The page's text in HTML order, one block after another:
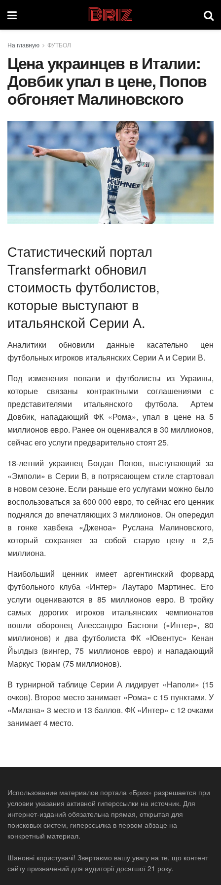
Briz
На главную ФУТБОЛ
Цена украинцев в Италии:
Довбик упал в цене, Попов
обгоняет Малиновского
Статистический портал
Transfermarkt обновил
стоимость футболистов,
которые выступают в
итальянской Серии А.
Аналитики обновили данные касательно цен
футбольных игроков итальянских Серии А и Серии В.
Под изменения попали и футболисты из Украины,
которые связаны контрактными соглашениями с
представителями итальянского футбола. Артем
Довбик, нападающий ФК «Рома», упал в цене на 5
миллионов евро. Ранее он оценивался в 30 миллионов,
сейчас его услуги предварительно стоят 25.
18-летний украинец Богдан Попов, выступающий за
«Эмполи» в Серии В, в потрясающем стиле стартовал
в новом сезоне. Если раньше его услугами можно было
воспользоваться за 600 000 евро, то сейчас его ценник
поднялся до впечатляющих 3 миллионов. Он опередил
в гонке хавбека «Дженоа» Руслана Малиновского,
который сохраняет за собой старую цену в 2,5
миллиона.
Наибольший ценник имеет аргентинский форвард
футбольного клуба «Интер» Лаутаро Мартинес. Его
услуги оцениваются в 85 миллионов евро. В тройку
самых дорогих игроков итальянских чемпионатов
вошли оборонец Алессандро Бастони («Интер», 80
миллионов) и два футболиста ФК «Ювентус» Кенан
Йылдыз (вингер, 75 миллионов евро) и нападающий
Маркус Тюрам (75 миллионов).
В турнирной таблице Серии А лидирует «Наполи» (15
очков). Второе место занимает «Рома» с 15 пунктами. У
«Милана» 3 место и 13 баллов. ФК «Интер» с 12 очками
занимает 4 место.
Использование материалов портала «Бриз» разрешается при
условии указания активной гиперссылки на источник. Для
интернет-изданий обязательна прямая, открытая для
поисковых систем, гиперссылка в первом абзаце на
конкретный материал.
Шановні користувачі! Звертаємо вашу увагу на те, що контент
сайту призначений для аудиторії досягшої 21 року.